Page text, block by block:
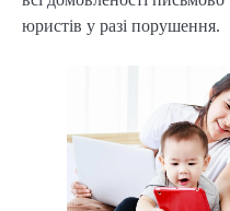
юристів у разі порушення.